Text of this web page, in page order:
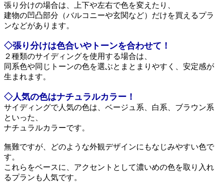
張り分けの場合は、上下や左右で色を変えたり、
建物の凹凸部分（バルコニーや玄関など）だけを買えるプラ
ンなどがあります。
◇張り分けは色合いやトーンを合わせて！
２種類のサイディングを使用する場合は、
同系色や同じトーンの色を選ぶとまとまりやすく、安定感が
生まれます。
◇人気の色はナチュラルカラー！
サイディングで人気の色は、ベージュ系、白系、ブラウン系
といった、
ナチュラルカラーです。
無難ですが、どのような外観デザインにもなじみやすい色で
す。
これらをベースに、アクセントとして濃いめの色を取り入れ
るプランも人気です。